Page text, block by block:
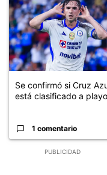
PUBLICIDAD
Se confirmó si Cruz
está clasificado a
1 comentario